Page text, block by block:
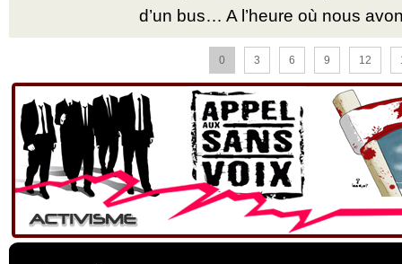
d’un bus… A l’heure où nous
0 3 6 9 12